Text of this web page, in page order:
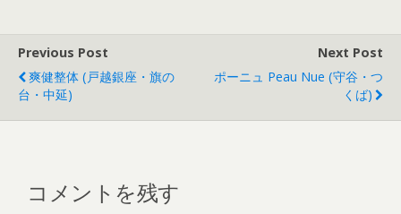
Previous Post
爽健整体 (戸越銀座・旗の
台・中延)
Next Post
ポーニュ Peau Nue (守谷・つ
くば)
コメントを残す